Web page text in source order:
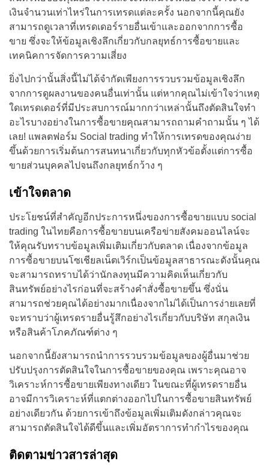
เงินจำนวนเท่าไหร่ในการเทรดแต่ละครั้ง นอกจากนี้คุณยัง
สามารถดูเวลาที่เทรดเดอร์รายอื่นเข้าและออกจากการซื้อ
ขาย ซึ่งจะให้ข้อมูลเชิงลึกเกี่ยวกับกลยุทธ์การซื้อขายและ
เทคนิคการจัดการความเสี่ยง
ยิ่งไปกว่านั้นสิ่งนี้ไม่ได้จำกัดเพียงการรวบรวมข้อมูลเชิงลึก
จากการดูผลงานของคนอื่นเท่านั้น แต่หากคุณไม่เข้าใจว่าเหตุ
ใดเทรดเดอร์ที่มีประสบการณ์มากกว่าเหล่านั้นถึงตัดสินใจทำ
อะไรบางอย่างในการซื้อขายคุณสามารถถามคำถามนั้น ๆ ได้
เลย! แพลตฟอร์ม Social trading ทำให้การเทรดของคุณง่าย
ขึ้นด้วยการเริ่มต้นการสนทนาเกี่ยวกับทุกหัวข้อตั้งแต่การซื้อ
ขายส่วนบุคคลไปจนถึงกลยุทธ์กว้าง ๆ
เข้าใจตลาด
ประโยชน์ที่สำคัญอีกประการหนึ่งของการซื้อขายแบบ social
trading ในไทยคือการซื้อขายบนเครือข่ายสังคมออนไลน์จะ
ให้คุณรับทราบข้อมูลเพิ่มเติมเกี่ยวกับตลาด เนื่องจากข้อมูล
การซื้อขายบนโซเชียลเน็ตเวิร์กเป็นข้อมูลสาธารณะดังนั้นคุณ
จะสามารถทราบได้ว่านักลงทุนมีความคิดเห็นเกี่ยวกับ
สินทรัพย์อย่างไรก่อนที่จะสร้างคำสั่งซื้อขายขึ้น ซึ่งนั่น
สามารถช่วยคุณได้อย่างมากเนื่องจากไม่ได้เป็นการง่ายเลยที่
จะทราบว่าผู้เทรดรายอื่นรู้สึกอย่างไรเกี่ยวกับบริษัท สกุลเงิน
หรือสินค้าโภคภัณฑ์ต่าง ๆ
นอกจากนี้ยังสามารถนำการรวบรวมข้อมูลของผู้อื่นมาช่วย
ปรับปรุงการตัดสินใจในการซื้อขายของคุณ เพราะคุณอาจ
วิเคราะห์การซื้อขายเพียงทางเดียว ในขณะที่ผู้เทรดรายอื่น
อาจมีการวิเคราะห์ที่แตกต่างออกไปในการซื้อขายสินทรัพย์
อย่างเดียวกัน ด้วยการเข้าถึงข้อมูลเพิ่มเติมดังกล่าวคุณจะ
สามารถตัดสินใจได้ดีขึ้นและเพิ่มอัตราการทำกำไรของคุณ
ติดตามข่าวสารล่าสุด